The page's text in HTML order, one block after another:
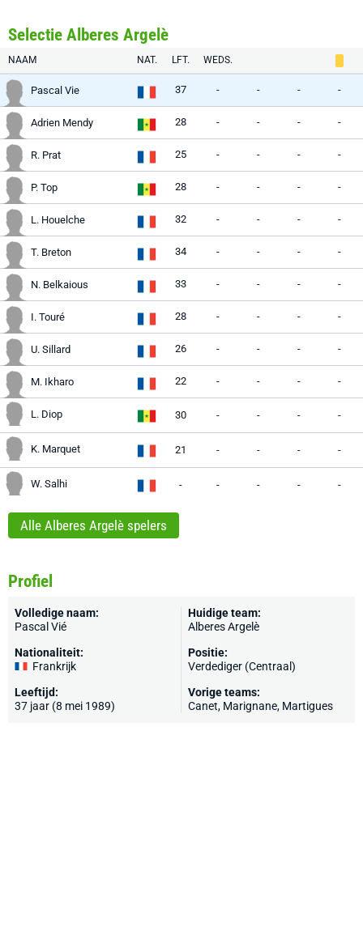
Selectie Alberes Argelè
NAAM NAT. LFT. WEDS.
Pascal Vie 37 - - - -
Adrien Mendy 28 - - - -
R. Prat 25 - - - -
P. Top 28 - - - -
L. Houelche 32 - - - -
T. Breton 34 - - - -
N. Belkaious 33 - - - -
I. Touré 28 - - - -
U. Sillard 26 - - - -
M. Ikharo 22 - - - -
L. Diop 30 - - - -
K. Marquet 21 - - - -
W. Salhi - - - - -
Alle Alberes Argelè spelers
Profiel
Volledige naam:
Pascal Vié
Nationaliteit:
Frankrijk
Leeftijd:
37 jaar (8 mei 1989)
Huidige team:
Alberes Argelè
Positie:
Verdediger (Centraal)
Vorige teams:
Canet, Marignane, Martigues